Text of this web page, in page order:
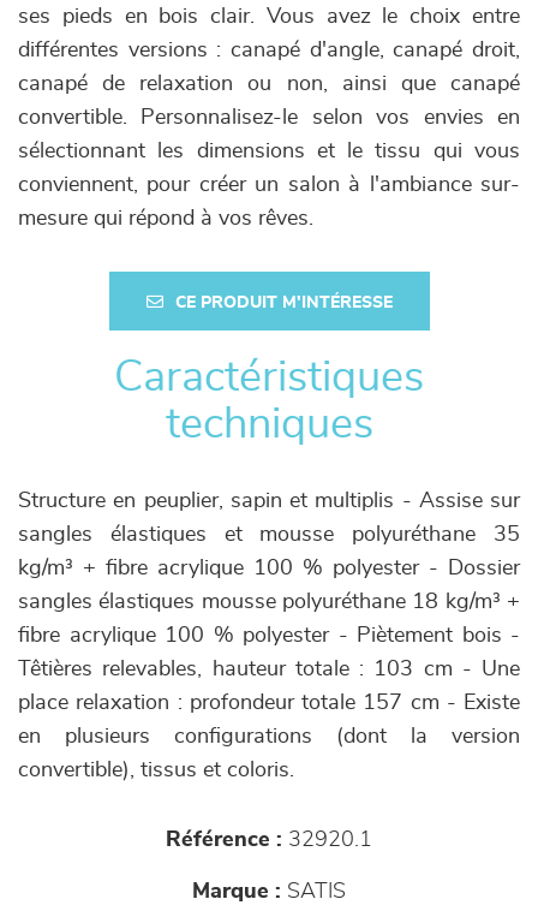
ses pieds en bois clair. Vous avez le choix entre
différentes versions : canapé d'angle, canapé droit,
canapé de relaxation ou non, ainsi que canapé
convertible. Personnalisez-le selon vos envies en
sélectionnant les dimensions et le tissu qui vous
conviennent, pour créer un salon à l'ambiance sur-
mesure qui répond à vos rêves.
CE PRODUIT M'INTÉRESSE
Caractéristiques
techniques
Structure en peuplier, sapin et multiplis - Assise sur
sangles élastiques et mousse polyuréthane 35
kg/m³ + fibre acrylique 100 % polyester - Dossier
sangles élastiques mousse polyuréthane 18 kg/m³ +
fibre acrylique 100 % polyester - Piètement bois -
Têtières relevables, hauteur totale : 103 cm - Une
place relaxation : profondeur totale 157 cm - Existe
en plusieurs configurations (dont la version
convertible), tissus et coloris.
Référence : 32920.1
Marque : SATIS